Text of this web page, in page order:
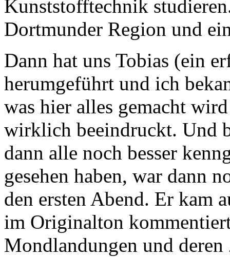
Kunststofftechnik
Dortmunder Region und
Dann hat uns Tobias (ein
herumgeführt und ich
was hier alles gemacht
wirklich beeindruckt. Und
dann alle noch besser
gesehen haben, war dann
den ersten Abend. Er kam
im Originalton
Mondlandungen und